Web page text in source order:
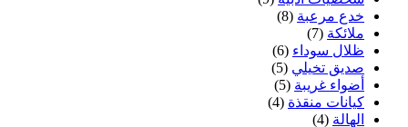
خدع مرعبة (8)
ملائكة (7)
ظلال سوداء (6)
صديق تخيلي (5)
أضواء غريبة (5)
كيانات منقذة (4)
الهالة (4)